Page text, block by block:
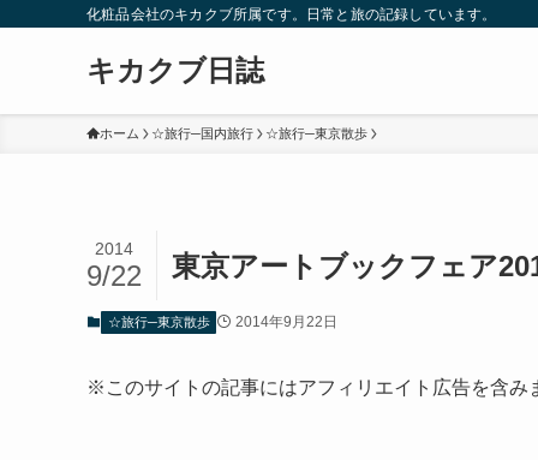
化粧品会社のキカクブ所属です。日常と旅の記録しています。
キカクブ日誌
ホーム ☆旅行─国内旅行 ☆旅行─東京散歩
東京アートブックフェア
2014
9/22
☆旅行─東京散歩 2014年9月22日
※このサイトの記事にはアフィリエイト広告を含み